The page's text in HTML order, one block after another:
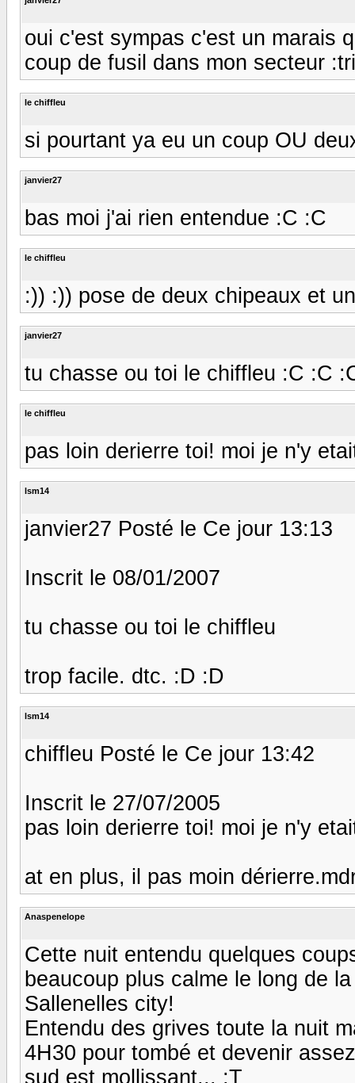
oui c'est sympas c'est un marais
coup de fusil dans mon secteur
le chiffleu
si pourtant ya eu un coup OU
janvier27
bas moi j'ai rien entendue :C :C
le chiffleu
:)) :)) pose de deux chipeaux et
janvier27
tu chasse ou toi le chiffleu :C :C
le chiffleu
pas loin derierre toi! moi je n'y
lsm14
janvier27 Posté le Ce jour 13:13
Inscrit le 08/01/2007
tu chasse ou toi le chiffleu
trop facile. dtc. :D :D
lsm14
chiffleu Posté le Ce jour 13:42
Inscrit le 27/07/2005
pas loin derierre toi! moi je n'y
at en plus, il pas moin
Anaspenelope
Cette nuit entendu quelques
beaucoup plus calme le long de
Sallenelles city!
Entendu des grives toute la nuit
4H30 pour tombé et devenir
sud est mollissant... :T